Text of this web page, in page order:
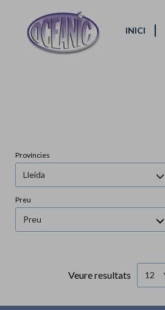
INICI
Províncies
Lleida
Preu
Preu
Veure resultats 12